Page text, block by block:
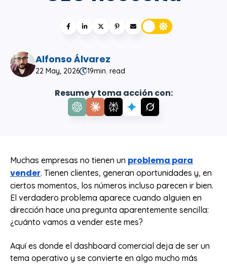
Alfonso Álvarez
22 May, 2026 19min. read
Resume y toma acción con:
Muchas empresas no tienen un problema para
vender. Tienen clientes, generan oportunidades y, en
ciertos momentos, los números incluso parecen ir bien.
El verdadero problema aparece cuando alguien en
dirección hace una pregunta aparentemente sencilla:
¿cuánto vamos a vender este mes?
Aquí es donde el dashboard comercial deja de ser un
tema operativo y se convierte en algo mucho más